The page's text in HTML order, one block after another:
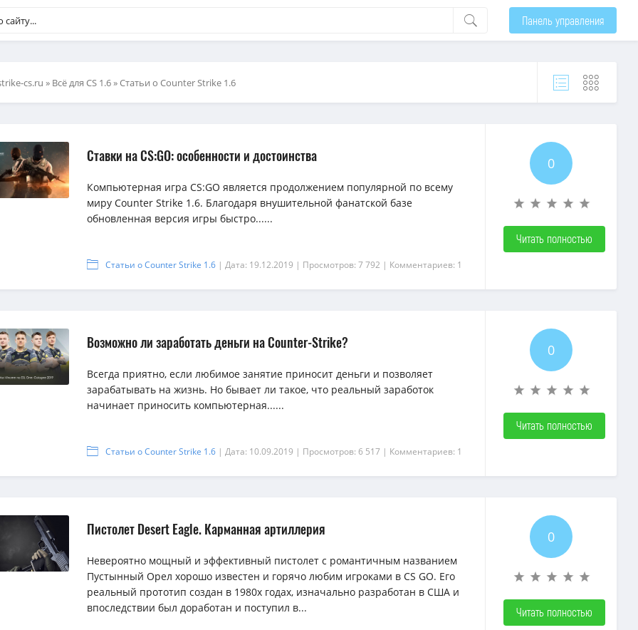
Панель управления
cs.ru » Всё для CS 1.6» Статьи о Counter Strike 1.6
Ставки на CS:GO: особенности и достоинства
Компьютерная игра CS:GO является продолжением популярной по всему
миру Counter Strike 1.6. Благодаря внушительной фанатской базе
обновленная версия игры быстро......
Статьи о Counter Strike 1.6 | Дата: 19.12.2019 | Просмотров: 7 792 | Комментариев: 1
0
Читать полностью
Возможно ли заработать деньги на Counter-Strike?
Всегда приятно, если любимое занятие приносит деньги и позволяет
зарабатывать на жизнь. Но бывает ли такое, что реальный заработок
начинает приносить компьютерная......
Статьи о Counter Strike 1.6 | Дата: 10.09.2019 | Просмотров: 6 517 | Комментариев: 1
0
Читать полностью
Пистолет Desert Eagle. Карманная артиллерия
Невероятно мощный и эффективный пистолет с романтичным названием
Пустынный Орел хорошо известен и горячо любим игроками в CS GO. Его
реальный прототип создан в 1980х годах, изначально разработан в США и
впоследствии был доработан и поступил в...
0
Читать полностью